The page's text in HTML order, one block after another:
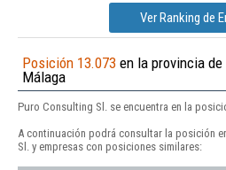
Ver Ranking de
Posición 13.073 en la provincia de
Málaga
Puro Consulting Sl. se encuentra en la
A continuación podrá consultar la posición
Sl. y empresas con posiciones similares: